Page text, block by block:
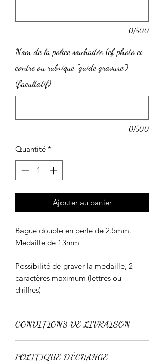
0/500
Nom de la police souhaitée (cf photo ci
contre ou rubrique "guide gravure")
(facultatif)
0/500
Quantité *
Ajouter au panier
Bague double en perle de 2.5mm.
Medaille de 13mm
Possibilité de graver la medaille, 2
caractères maximum (lettres ou
chiffres)
CONDITIONS DE LIVRAISON
Livraison express 24-48h
POLITIQUE D'ÉCHANGE